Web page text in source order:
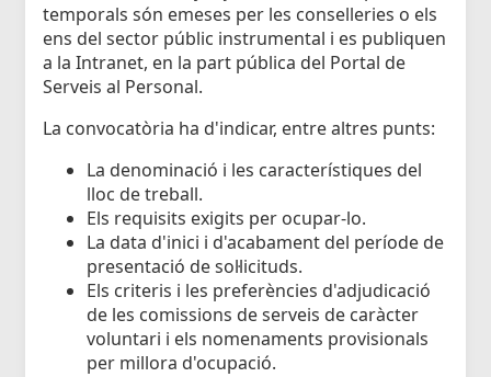
temporals són emeses per les conselleries o els
ens del sector públic instrumental i es publiquen
a la Intranet, en la part pública del Portal de
Serveis al Personal.
La convocatòria ha d'indicar, entre altres punts:
La denominació i les característiques del
lloc de treball.
Els requisits exigits per ocupar-lo.
La data d'inici i d'acabament del període de
presentació de sol·licituds.
Els criteris i les preferències d'adjudicació
de les comissions de serveis de caràcter
voluntari i els nomenaments provisionals
per millora d'ocupació.